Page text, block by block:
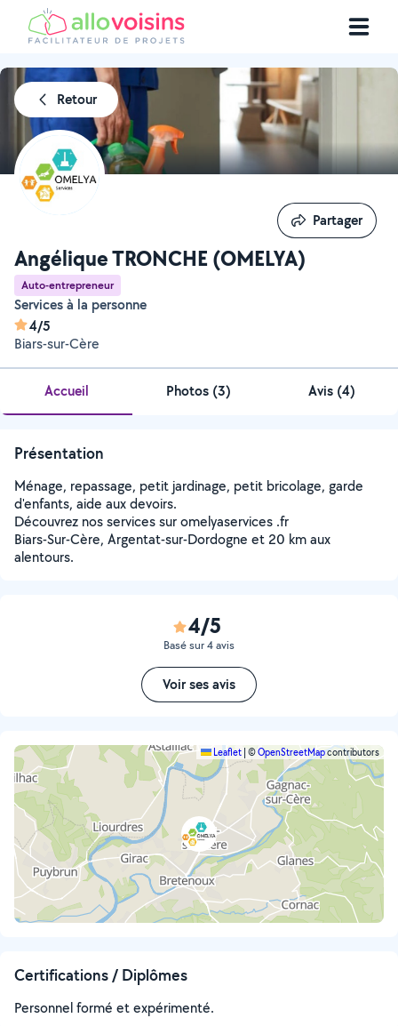
Retour
Angélique TRONCHE (OMELYA)
Auto-entrepreneur
Services à la personne
4/5
Biars-sur-Cère
Partager
Partager
Accueil Photos (3) Avis (4)
Présentation
Ménage, repassage, petit jardinage, petit bricolage, garde
d'enfants, aide aux devoirs.
Découvrez nos services sur omelyaservices .fr
Biars-Sur-Cère, Argentat-sur-Dordogne et 20 km aux
alentours.
4/5
Basé sur 4 avis
Voir ses avis
Leaflet ©OpenStreetMapcontributors
Certifications / Diplômes
Personnel formé et expérimenté.